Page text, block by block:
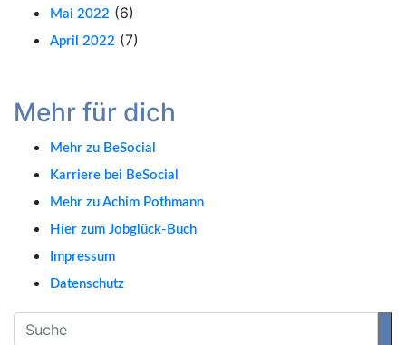
Mai 2022 (6)
April 2022 (7)
Mehr für dich
Mehr zu BeSocial
Karriere bei BeSocial
Mehr zu Achim Pothmann
Hier zum Jobglück-Buch
Impressum
Datenschutz